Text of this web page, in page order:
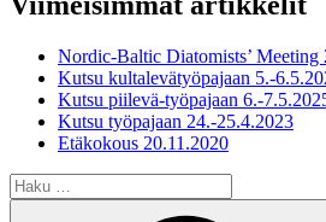
Nordic-Baltic Diatomists’ Meeting
Kutsu kultalevätyöpajaan 5.-
Kutsu piilevä-työpajaan 6.-
Kutsu työpajaan 24.-25.4.2023
Etäkokous 20.11.2020
Etsi: